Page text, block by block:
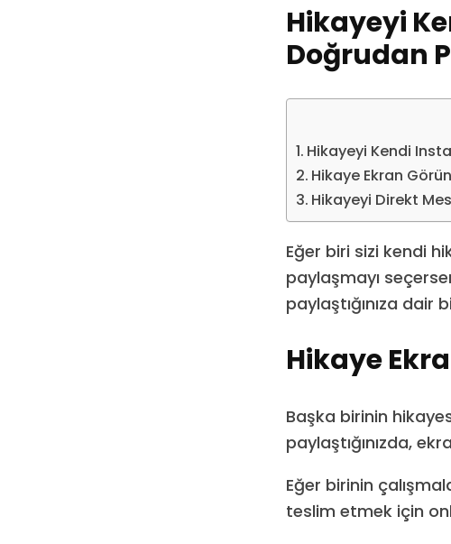
Hikayeyi
Doğrudan
Hikayeyi Kendi
Hikaye Ekran
Hikayeyi Direkt
Eğer biri sizi kendi
paylaşmayı
paylaştığınıza dair
Hikaye
Başka birinin
paylaştığınızda,
Eğer birinin
teslim etmek için